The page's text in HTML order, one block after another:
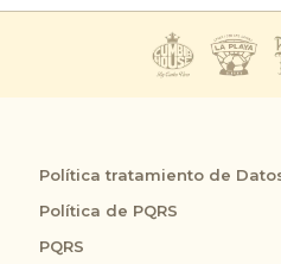
Política tratamiento de
Política de PQRS
PQRS